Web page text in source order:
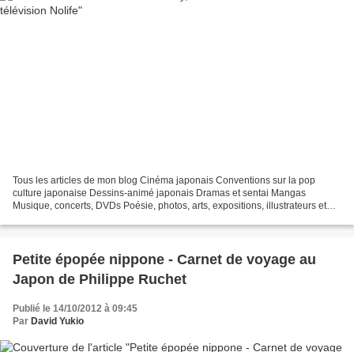
Tous les articles de mon blog Cinéma japonais Conventions sur la pop
culture japonaise Dessins-animé japonais Dramas et sentai Mangas
Musique, concerts, DVDs Poésie, photos, arts, expositions, illustrateurs et
Petite épopée nippone - Carnet de voyage au
Japon de Philippe Ruchet
Publié le 14/10/2012 à 09:45
Par David Yukio